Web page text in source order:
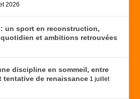
2026
un sport en reconstruction,
et ambitions retrouvées
discipline en sommeil, entre
tentative de renaissance 1 juillet